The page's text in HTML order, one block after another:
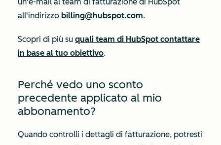
all'indirizzo billing@hubspot.com.
Scopri di più su quali team di HubSpot contattare
in base al tuo obiettivo.
Perché vedo uno sconto
precedente applicato al mio
abbonamento?
Quando controlli i dettagli di fatturazione, potresti